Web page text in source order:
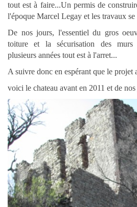
tout est à faire...Un permis de
l'époque Marcel Legay et les travaux se
De nos jours, l'essentiel du gros
toiture et la sécurisation des murs
plusieurs années tout est à l'arret...
A suivre donc en espérant que le projet
voici le chateau avant en 2011 et de